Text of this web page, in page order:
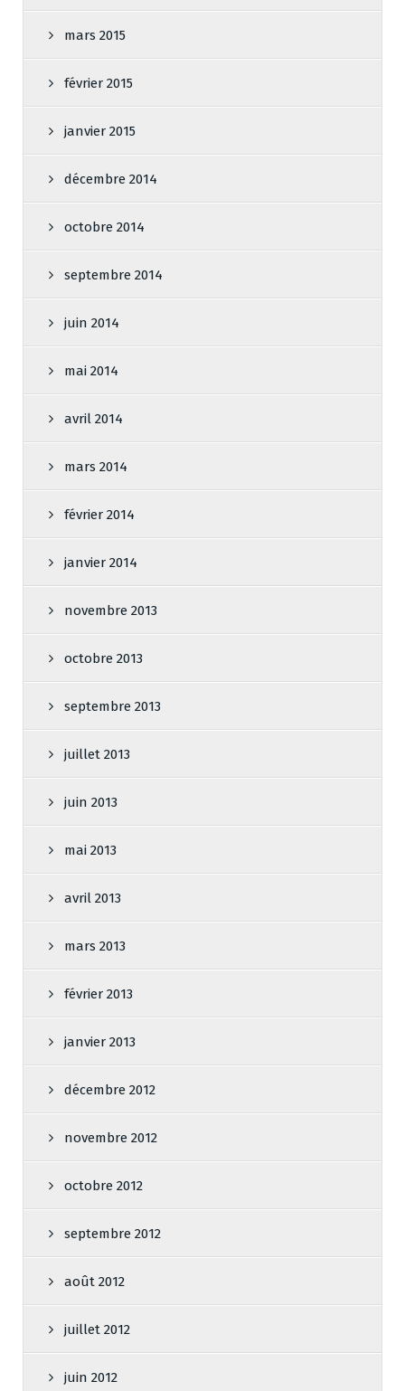
mars 2015
février 2015
janvier 2015
décembre 2014
octobre 2014
septembre 2014
juin 2014
mai 2014
avril 2014
mars 2014
février 2014
janvier 2014
novembre 2013
octobre 2013
septembre 2013
juillet 2013
juin 2013
mai 2013
avril 2013
mars 2013
février 2013
janvier 2013
décembre 2012
novembre 2012
octobre 2012
septembre 2012
août 2012
juillet 2012
juin 2012